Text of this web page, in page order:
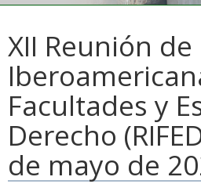
XII Reunión de
Facultades y
Derecho
de mayo de